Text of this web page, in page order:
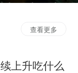
查看更多
上升吃什么